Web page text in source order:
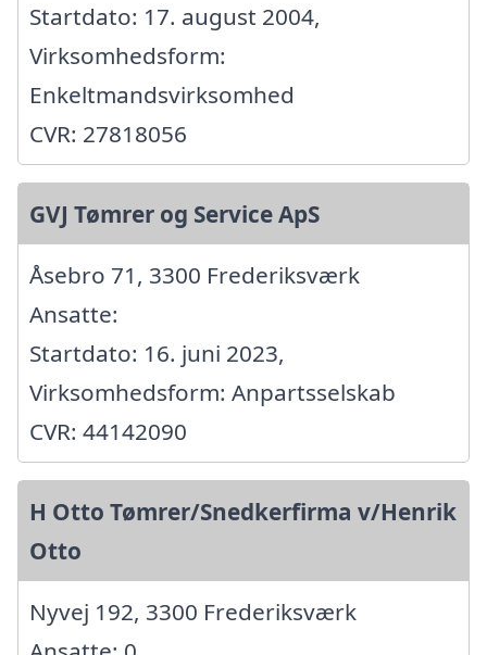
Startdato: 17. august 2004,
Virksomhedsform:
Enkeltmandsvirksomhed
CVR: 27818056
GVJ Tømrer og Service ApS
Åsebro 71, 3300 Frederiksværk
Ansatte:
Startdato: 16. juni 2023,
Virksomhedsform: Anpartsselskab
CVR: 44142090
H Otto Tømrer/Snedkerfirma v/Henrik
Otto
Nyvej 192, 3300 Frederiksværk